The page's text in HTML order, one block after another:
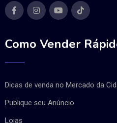
Como Vender
Dicas de venda no Mercado da
Publique seu Anúncio
Lojas